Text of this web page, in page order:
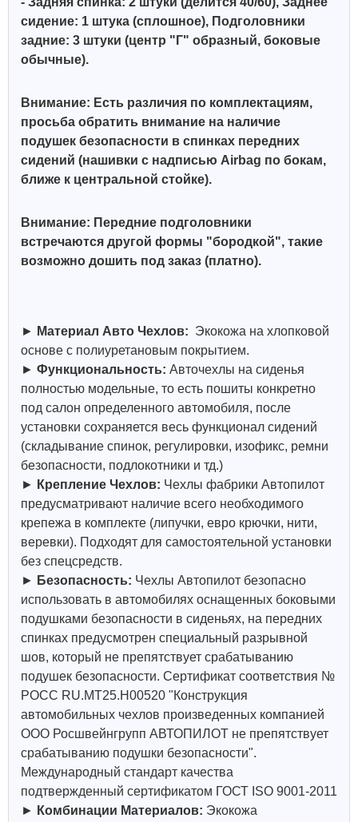
сидение: 1 штука (сплошное), Подголовники
задние: 3 штуки (центр "Г" образный, боковые
обычные).
Внимание: Есть различия по комплектациям,
просьба обратить внимание на наличие
подушек безопасности в спинках передних
сидений (нашивки с надписью Airbag по бокам,
ближе к центральной стойке).
Внимание: Передние подголовники
встречаются другой формы "бородкой", такие
возможно дошить под заказ (платно).
► Материал Авто Чехлов: Экокожа на хлопковой
основе с полиуретановым покрытием.
► Функциональность: Авточехлы на сиденья
полностью модельные, то есть пошиты конкретно
под салон определенного автомобиля, после
установки сохраняется весь функционал сидений
(складывание спинок, регулировки, изофикс, ремни
безопасности, подлокотники и тд.)
► Крепление Чехлов: Чехлы фабрики Автопилот
предусматривают наличие всего необходимого
крепежа в комплекте (липучки, евро крючки, нити,
веревки). Подходят для самостоятельной установки
без спецсредств.
► Безопасность: Чехлы Автопилот безопасно
использовать в автомобилях оснащенных боковыми
подушками безопасности в сиденьях, на передних
спинках предусмотрен специальный разрывной
шов, который не препятствует срабатыванию
подушек безопасности. Сертификат соответствия №
РОСС RU.МТ25.Н00520 "Конструкция
автомобильных чехлов произведенных компанией
ООО Росшвейнгрупп АВТОПИЛОТ не препятствует
срабатыванию подушки безопасности".
Международный стандарт качества
подтвержденный сертификатом ГОСТ ISO 9001-2011
► Комбинации Материалов: Экокожа